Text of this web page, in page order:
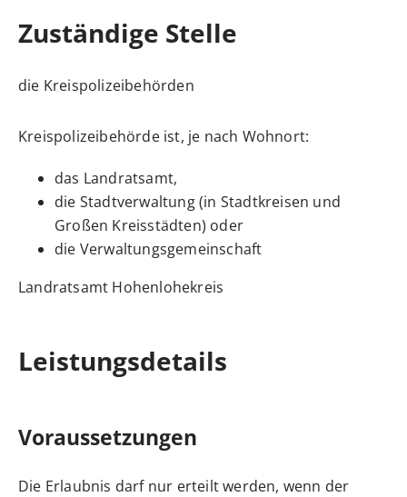
Zuständige Stelle
die Kreispolizeibehörden
Kreispolizeibehörde ist, je nach Wohnort:
das Landratsamt,
die Stadtverwaltung (in Stadtkreisen und
Großen Kreisstädten) oder
die Verwaltungsgemeinschaft
Landratsamt Hohenlohekreis
Leistungsdetails
Voraussetzungen
Die Erlaubnis darf nur erteilt werden, wenn der